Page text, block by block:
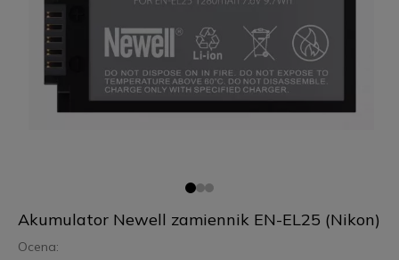
Akumulator Newell zamiennik EN-EL25 (Nikon)
Ocena: